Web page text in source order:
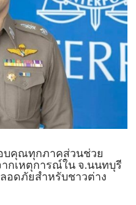
บคุณทุกภาคส่วนช่วย
กเหตุการณ์ใน จ.นนทบุรี
อดภัยสำหรับชาวต่าง